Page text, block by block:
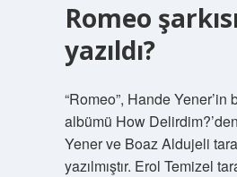
Romeo
yazıldı?
“Romeo”, Hande Yener’in
albümü How Delirdim?’den
Yener ve Boaz Aldujeli
yazılmıştır. Erol Temizel